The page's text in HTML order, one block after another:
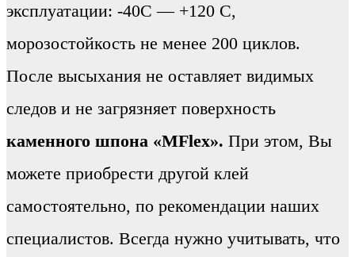
эксплуатации: -40С — +120 С,
морозостойкость не менее 200 циклов.
После высыхания не оставляет видимых
следов и не загрязняет поверхность
каменного шпона «MFlex». При этом, Вы
можете приобрести другой клей
самостоятельно, по рекомендации наших
специалистов. Всегда нужно учитывать, что